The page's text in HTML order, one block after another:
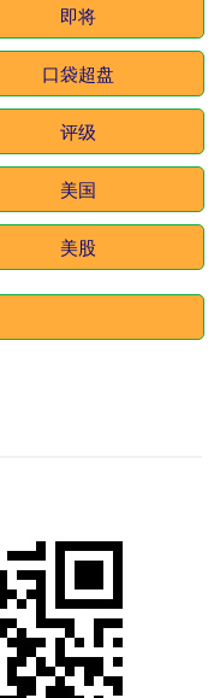
即将
口袋超盘
评级
美国
美股